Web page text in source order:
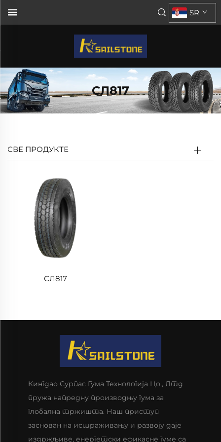
SR
СЛ817
СВЕ ПРОДУКТЕ
СЛ817
Кингдао Сурпас Гума Технологија Цо., Лтд
пружа напредну производњу гума за
глобална тржишта. Наш приступ
заснован на истраживању и развоју даје
издржљиве, енергетски ефикасне гуме са